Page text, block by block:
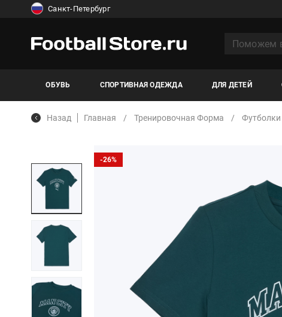
Санкт-Петербург
ОБУВЬ СПОРТИВНАЯ ОДЕЖДА ДЛЯ ДЕТЕЙ
Назад Главная Тренировочная Форма Футболки
-26%